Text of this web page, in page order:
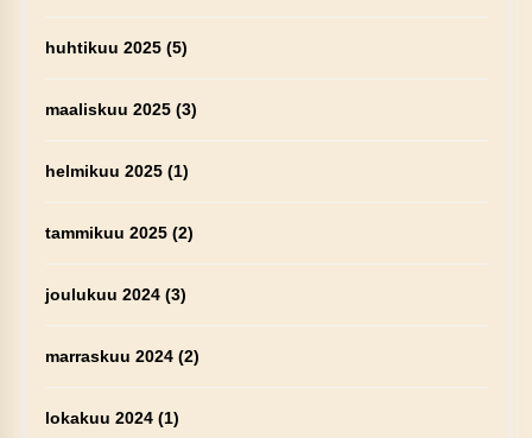
huhtikuu 2025(5)
maaliskuu 2025(3)
helmikuu 2025(1)
tammikuu 2025(2)
joulukuu 2024(3)
marraskuu 2024(2)
lokakuu 2024(1)